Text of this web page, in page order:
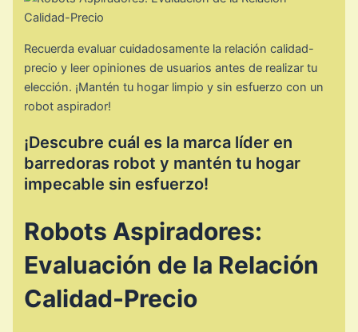
Recuerda evaluar cuidadosamente la relación calidad-
precio y leer opiniones de usuarios antes de realizar tu
elección. ¡Mantén tu hogar limpio y sin esfuerzo con un
robot aspirador!
¡Descubre cuál es la marca líder en
barredoras robot y mantén tu hogar
impecable sin esfuerzo!
Robots Aspiradores:
Evaluación de la Relación
Calidad-Precio